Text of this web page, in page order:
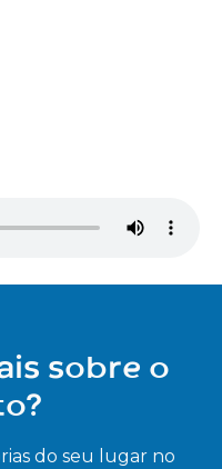
sobre o
do seu lugar no